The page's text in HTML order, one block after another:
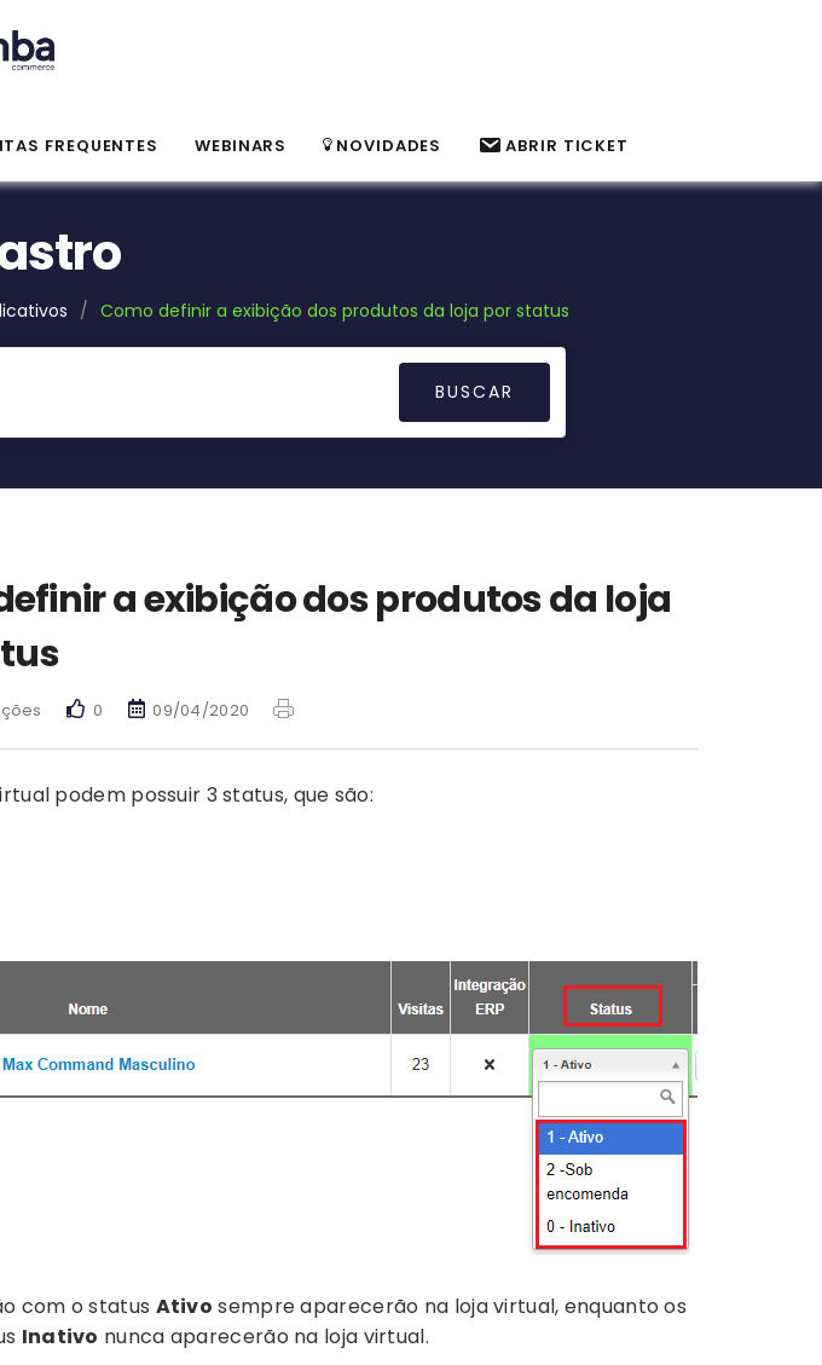
FREQUENTES WEBINARS NOVIDADES ABRIR TICKET
/ Como definir a exibição dos produtos da loja por status
a exibição dos produtos da loja
0 09/04/2020
podem possuir 3 status, que são:
com o status Ativo sempre aparecerão na loja virtual, enquanto os
Inativo nunca aparecerão na loja virtual.